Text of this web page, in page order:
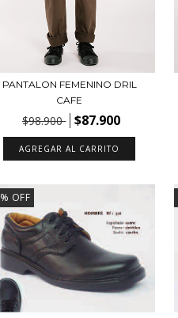
PANTALON FEMENINO DRIL
CAFE
$98.900 $87.900
AGREGAR AL CARRITO
% OFF